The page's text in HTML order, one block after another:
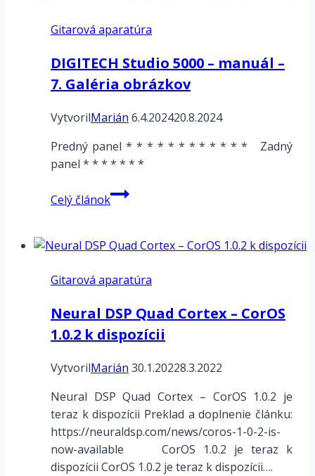
Gitarová aparatúra
DIGITECH Studio 5000 – manuál –
7. Galéria obrázkov
VytvorilMarián 6.4.202420.8.2024
Predný panel * * * * * * * * * * * * Zadný
panel * * * * * * *
Celý článokDIGITECH
Studio
–
–
Galéria
obrázkov
Gitarová aparatúra
Neural DSP Quad Cortex – CorOS
1.0.2 k dispozícii
VytvorilMarián 30.1.20228.3.2022
Neural DSP Quad Cortex – CorOS 1.0.2 je
teraz k dispozícii Preklad a doplnenie článku:
https://neuraldsp.com/news/coros-1-0-2-is-
now-available CorOS 1.0.2 je teraz k
dispozícii CorOS 1.0.2 je teraz k dispozícii….